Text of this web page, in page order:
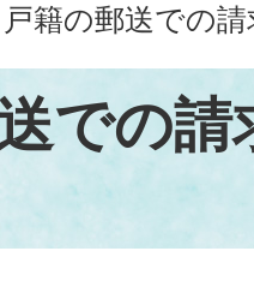
戸籍の郵送での
での